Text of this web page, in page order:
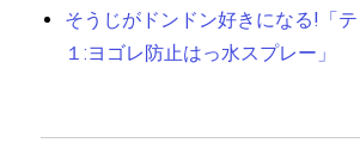
そうじがドンドン好きになる!「
１:ヨゴレ防止はっ水スプレー」